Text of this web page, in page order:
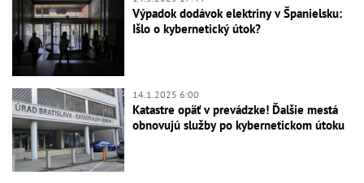
Výpadok dodávok elektriny v Španielsku:
Išlo o kybernetický útok?
14.1.2025 6:00
Katastre opäť v prevádzke! Ďalšie mestá
obnovujú služby po kybernetickom útoku